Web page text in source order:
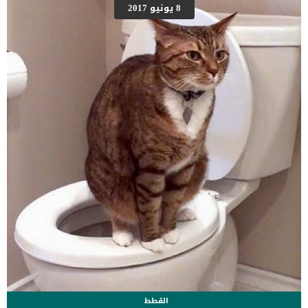
الرمل يحتاج صبر وفهم لسلوك القطط بشكل كبير. مفتاح تدريب القطط
القطط الصغيرة على صندوق الرمل أو الليتربوكس هو فهم احتياجاتها
الأساسية. لو عرفت متى يحتاج قطك للتبول والتبرز لن تعاني أبدا في
تدريبة وسيكون التدريب امرا بسيطا وغير متعب. كيف أعرف ان القط
يحتاج للتبول والتبرز ؟ علامات احتياج القطط للتبول او التبرز معروفة
لمربي القطط. عليك […]
8 يونيو 2017
القطط